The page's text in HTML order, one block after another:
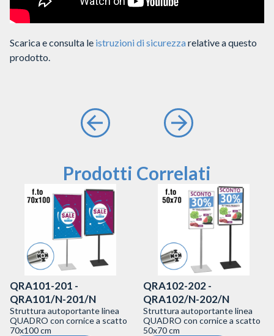
Scarica e consulta le istruzioni di sicurezzarelative a questo
prodotto.
Prodotti Correlati
QRA101-201 -
QRA101/N-201/N
Struttura autoportante linea
QUADRO con cornice a scatto
70x100 cm
QRA102-202 -
QRA102/N-202/N
Struttura autoportante linea
QUADRO con cornice a scatto
50x70 cm